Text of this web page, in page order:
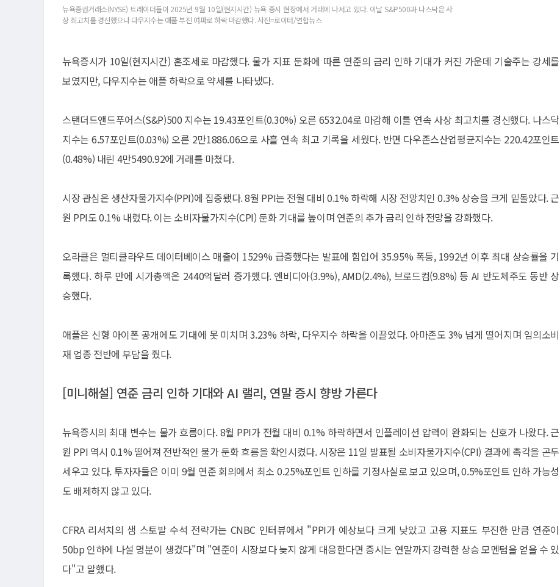
뉴욕증권거래소(NYSE) 트레이더들이 2025년 9월 10일(현지시간) 뉴욕 증시 현장에서 거래에 나서고 있다. 이날 S&P500과 나스닥은 사
상 최고치를 경신했으나 다우지수는 애플 부진 여파로 하락 마감했다. 사진=로이터/연합뉴스
뉴욕증시가 10일(현지시간) 혼조세로 마감했다. 물가 지표 둔화에 따른 연준의 금리 인하 기대가 커진 가운데 기술주는 강세를
보였지만, 다우지수는 애플 하락으로 약세를 나타냈다.
스탠더드앤드푸어스(S&P)500 지수는 19.43포인트(0.30%) 오른 6532.04로 마감해 이틀 연속 사상 최고치를 경신했다. 나스닥
지수는 6.57포인트(0.03%) 오른 2만1886.06으로 사흘 연속 최고 기록을 세웠다. 반면 다우존스산업평균지수는 220.42포인트
(0.48%) 내린 4만5490.92에 거래를 마쳤다.
시장 관심은 생산자물가지수(PPI)에 집중됐다. 8월 PPI는 전월 대비 0.1% 하락해 시장 전망치인 0.3% 상승을 크게 밑돌았다. 근
원 PPI도 0.1% 내렸다. 이는 소비자물가지수(CPI) 둔화 기대를 높이며 연준의 추가 금리 인하 전망을 강화했다.
오라클은 멀티클라우드 데이터베이스 매출이 1529% 급증했다는 발표에 힘입어 35.95% 폭등, 1992년 이후 최대 상승률을 기
록했다. 하루 만에 시가총액은 2440억달러 증가했다. 엔비디아(3.9%), AMD(2.4%), 브로드컴(9.8%) 등 AI 반도체주도 동반 상
승했다.
애플은 신형 아이폰 공개에도 기대에 못 미치며 3.23% 하락, 다우지수 하락을 이끌었다. 아마존도 3% 넘게 떨어지며 임의소비
재 업종 전반에 부담을 줬다.
[미니해설] 연준 금리 인하 기대와 AI 랠리, 연말 증시 향방 가른다
뉴욕증시의 최대 변수는 물가 흐름이다. 8월 PPI가 전월 대비 0.1% 하락하면서 인플레이션 압력이 완화되는 신호가 나왔다. 근
원 PPI 역시 0.1% 떨어져 전반적인 물가 둔화 흐름을 확인시켰다. 시장은 11일 발표될 소비자물가지수(CPI) 결과에 촉각을 곤두
세우고 있다. 투자자들은 이미 9월 연준 회의에서 최소 0.25%포인트 인하를 기정사실로 보고 있으며, 0.5%포인트 인하 가능성
도 배제하지 않고 있다.
CFRA 리서치의 샘 스토발 수석 전략가는 CNBC 인터뷰에서 "PPI가 예상보다 크게 낮았고 고용 지표도 부진한 만큼 연준이
50bp 인하에 나설 명분이 생겼다"며 "연준이 시장보다 늦지 않게 대응한다면 증시는 연말까지 강력한 상승 모멘텀을 얻을 수 있
다"고 말했다.